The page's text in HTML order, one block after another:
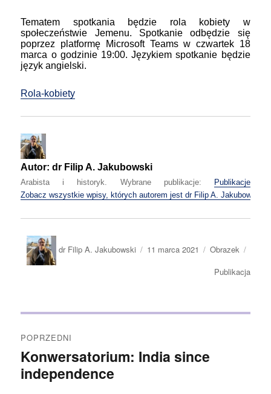
Tematem spotkania będzie rola kobiety w
społeczeństwie Jemenu. Spotkanie odbędzie się
poprzez platformę Microsoft Teams w czwartek 18
marca o godzinie 19:00. Językiem spotkanie będzie
język angielski.
Rola-kobiety
Autor: dr Filip A. Jakubowski
Arabista i historyk. Wybrane publikacje:
Publikacje
Zobacz wszystkie wpisy, których autorem jest dr Filip A. Jakubowski
dr Filip A. Jakubowski 11 marca 2021
wpisu
Obrazek
Publikacja
wpisu
POPRZEDNI
Poprzedni
wpis:
Konwersatorium: India since
independence